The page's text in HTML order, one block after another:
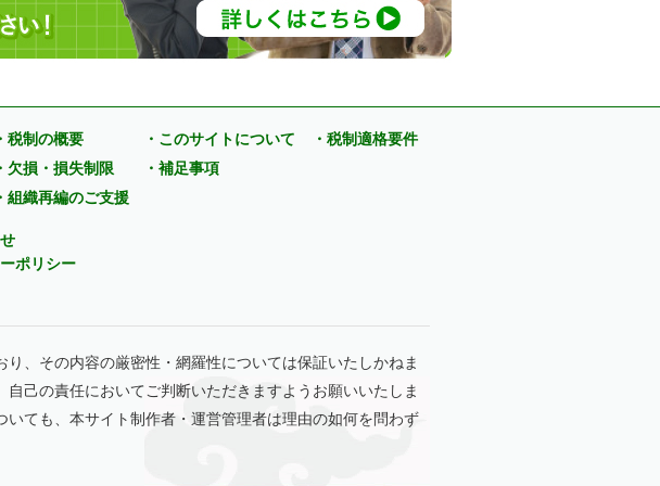
・税制の概要 ・このサイトについて
・税制適格要件
・欠損・損失制限
・補足事項
・組織再編のご支援
ポリシー
、その内容の厳密性・網羅性については保証いたしかねま
己の責任においてご判断いただきますようお願いいたしま
ても、本サイト制作者・運営管理者は理由の如何を問わず